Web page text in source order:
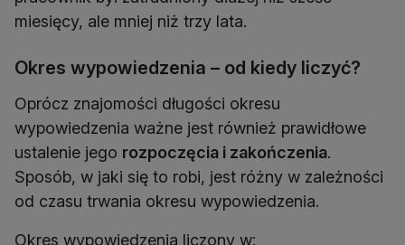
miesięcy, ale mniej niż trzy lata.
Okres wypowiedzenia – od kiedy liczyć?
Oprócz znajomości długości okresu
wypowiedzenia ważne jest również prawidłowe
ustalenie jego rozpoczęcia i zakończenia.
Sposób, w jaki się to robi, jest różny w zależności
od czasu trwania okresu wypowiedzenia.
Okres wypowiedzenia liczony w: